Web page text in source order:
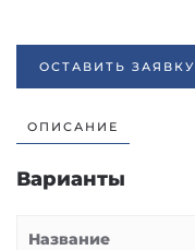
ОСТАВИТЬ ЗАЯВКУ
ОПИСАНИЕ
Варианты
Название